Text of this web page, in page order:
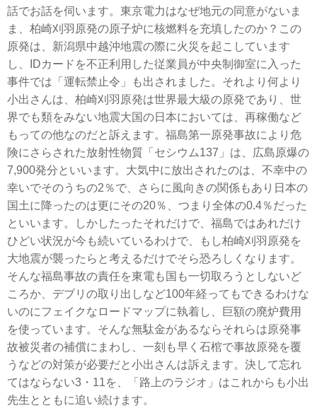
話でお話を伺います。東京電力はなぜ地元の同意がないま
ま、柏崎刈羽原発の原子炉に核燃料を充填したのか？この
原発は、新潟県中越沖地震の際に火災を起こしています
し、IDカードを不正利用した従業員が中央制御室に入った
事件では「運転禁止令」も出されました。それより何より
小出さんは、柏崎刈羽原発は世界最大級の原発であり、世
界でも類をみない地震大国の日本においては、再稼働など
もっての他なのだと訴えます。福島第一原発事故により危
険にさらされた放射性物質「セシウム137」は、広島原爆の
7,900発分といいます。大気中に放出されたのは、不幸中の
幸いでそのうちの2％で、さらに風向きの関係もあり日本の
国土に降ったのは更にその20％、つまり全体の0.4％だった
といいます。しかしたったそれだけで、福島ではあれだけ
ひどい状況が今も続いているわけで、もし柏崎刈羽原発を
大地震が襲ったらと考えるだけでそら恐ろしくなります。
そんな福島事故の責任を東電も国も一切取ろうとしないど
ころか、デブリの取り出しなど100年経ってもできるわけな
いのにフェイクなロードマップに執着し、巨額の廃炉費用
を使っています。そんな無駄金があるならそれらは原発事
故被災者の補償にまわし、一刻も早く石棺で事故原発を覆
うなどの対策が必要だと小出さんは訴えます。決して忘れ
てはならない3・11を、「路上のラジオ」はこれからも小出
先生とともに追い続けます。